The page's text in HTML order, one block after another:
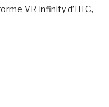
VR Infinity d’HTC,